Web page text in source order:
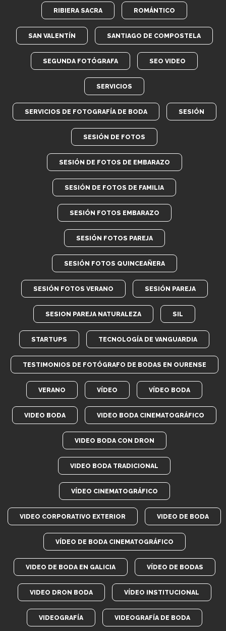
RIBIERA SACRA ROMÁNTICO
SAN VALENTÍN SANTIAGO DE COMPOSTELA
SEGUNDA FOTÓGRAFA SEO VIDEO
SERVICIOS
SERVICIOS DE FOTOGRAFÍA DE BODA SESIÓN
SESIÓN DE FOTOS
SESIÓN DE FOTOS DE EMBARAZO
SESIÓN DE FOTOS DE FAMILIA
SESIÓN FOTOS EMBARAZO
SESIÓN FOTOS PAREJA
SESIÓN FOTOS QUINCEAÑERA
SESIÓN FOTOS VERANO SESIÓN PAREJA
SESION PAREJA NATURALEZA SIL
STARTUPS TECNOLOGÍA DE VANGUARDIA
TESTIMONIOS DE FOTÓGRAFO DE BODAS EN OURENSE
VERANO VÍDEO VÍDEO BODA
VIDEO BODA VIDEO BODA CINEMATOGRÁFICO
VIDEO BODA CON DRON
VIDEO BODA TRADICIONAL
VÍDEO CINEMATOGRÁFICO
VIDEO CORPORATIVO EXTERIOR VIDEO DE BODA
VÍDEO DE BODA CINEMATOGRÁFICO
VIDEO DE BODA EN GALICIA VÍDEO DE BODAS
VIDEO DRON BODA VÍDEO INSTITUCIONAL
VIDEOGRAFÍA VIDEOGRAFÍA DE BODA